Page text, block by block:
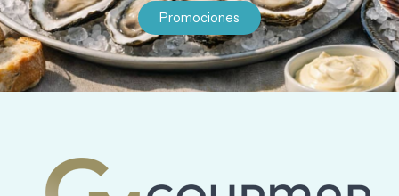
Promociones